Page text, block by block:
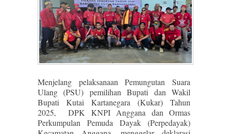
Menjelang pelaksanaan Pemungutan Suara
Ulang (PSU) pemilihan Bupati dan Wakil
Bupati Kutai Kartanegara (Kukar) Tahun
2025, DPK KNPI Anggana dan Ormas
Perkumpulan Pemuda Dayak (Perpedayak)